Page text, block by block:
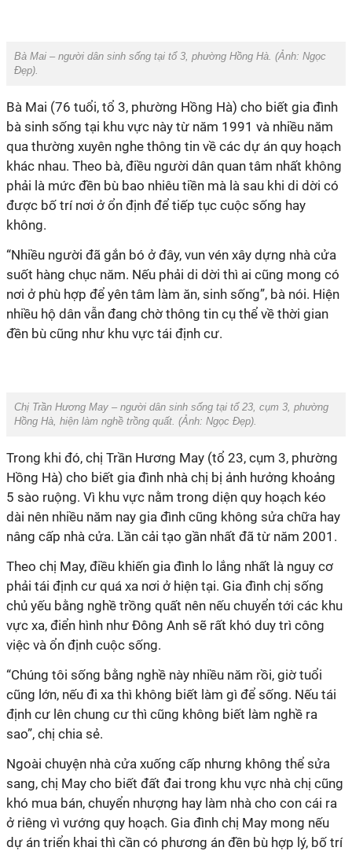
Bà Mai – người dân sinh sống tại tổ 3, phường Hồng Hà. (Ảnh: Ngọc
Đẹp).
Bà Mai (76 tuổi, tổ 3, phường Hồng Hà) cho biết gia đình
bà sinh sống tại khu vực này từ năm 1991 và nhiều năm
qua thường xuyên nghe thông tin về các dự án quy hoạch
khác nhau. Theo bà, điều người dân quan tâm nhất không
phải là mức đền bù bao nhiêu tiền mà là sau khi di dời có
được bố trí nơi ở ổn định để tiếp tục cuộc sống hay
không.
“Nhiều người đã gắn bó ở đây, vun vén xây dựng nhà cửa
suốt hàng chục năm. Nếu phải di dời thì ai cũng mong có
nơi ở phù hợp để yên tâm làm ăn, sinh sống”, bà nói. Hiện
nhiều hộ dân vẫn đang chờ thông tin cụ thể về thời gian
đền bù cũng như khu vực tái định cư.
Chị Trần Hương May – người dân sinh sống tại tổ 23, cụm 3, phường
Hồng Hà, hiện làm nghề trồng quất. (Ảnh: Ngọc Đẹp).
Trong khi đó, chị Trần Hương May (tổ 23, cụm 3, phường
Hồng Hà) cho biết gia đình nhà chị bị ảnh hưởng khoảng
5 sào ruộng. Vì khu vực nằm trong diện quy hoạch kéo
dài nên nhiều năm nay gia đình cũng không sửa chữa hay
nâng cấp nhà cửa. Lần cải tạo gần nhất đã từ năm 2001.
Theo chị May, điều khiến gia đình lo lắng nhất là nguy cơ
phải tái định cư quá xa nơi ở hiện tại. Gia đình chị sống
chủ yếu bằng nghề trồng quất nên nếu chuyển tới các khu
vực xa, điển hình như Đông Anh sẽ rất khó duy trì công
việc và ổn định cuộc sống.
“Chúng tôi sống bằng nghề này nhiều năm rồi, giờ tuổi
cũng lớn, nếu đi xa thì không biết làm gì để sống. Nếu tái
định cư lên chung cư thì cũng không biết làm nghề ra
sao”, chị chia sẻ.
Ngoài chuyện nhà cửa xuống cấp nhưng không thể sửa
sang, chị May cho biết đất đai trong khu vực nhà chị cũng
khó mua bán, chuyển nhượng hay làm nhà cho con cái ra
ở riêng vì vướng quy hoạch. Gia đình chị May mong nếu
dự án triển khai thì cần có phương án đền bù hợp lý, bố trí